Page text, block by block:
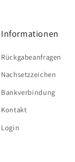
Informationen
Rückgabeanfragen
Nachsetzzeichen
Bankverbindung
Kontakt
Login